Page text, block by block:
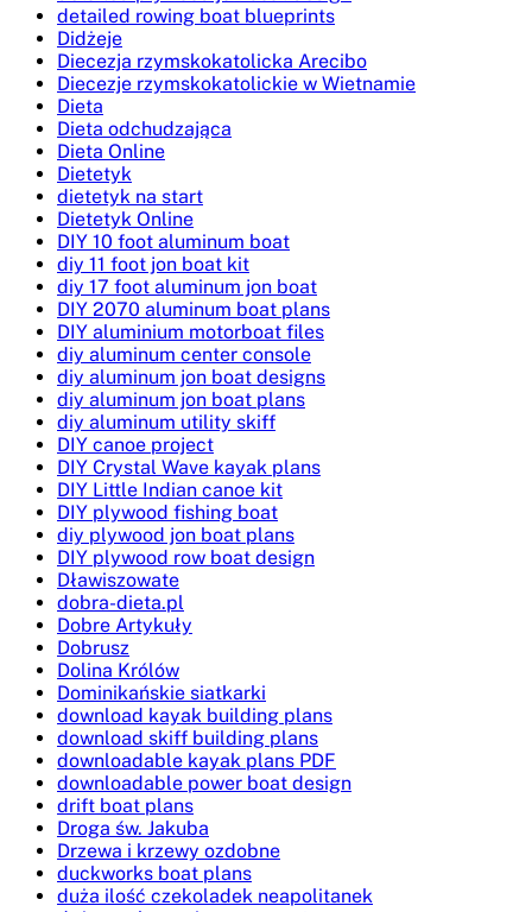
detailed rowing boat blueprints
Didżeje
Diecezja rzymskokatolicka Arecibo
Diecezje rzymskokatolickie w Wietnamie
Dieta
Dieta odchudzająca
Dieta Online
Dietetyk
dietetyk na start
Dietetyk Online
DIY 10 foot aluminum boat
diy 11 foot jon boat kit
diy 17 foot aluminum jon boat
DIY 2070 aluminum boat plans
DIY aluminium motorboat files
diy aluminum center console
diy aluminum jon boat designs
diy aluminum jon boat plans
diy aluminum utility skiff
DIY canoe project
DIY Crystal Wave kayak plans
DIY Little Indian canoe kit
DIY plywood fishing boat
diy plywood jon boat plans
DIY plywood row boat design
Dławiszowate
dobra-dieta.pl
Dobre Artykuły
Dobrusz
Dolina Królów
Dominikańskie siatkarki
download kayak building plans
download skiff building plans
downloadable kayak plans PDF
downloadable power boat design
drift boat plans
Droga św. Jakuba
Drzewa i krzewy ozdobne
duckworks boat plans
duża ilość czekoladek neapolitanek